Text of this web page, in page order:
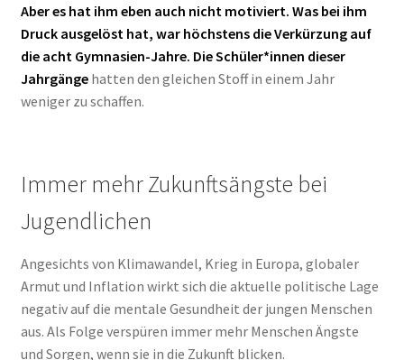
Aber es hat ihm eben auch nicht motiviert. Was bei ihm
Druck ausgelöst hat, war höchstens die Verkürzung auf
die acht Gymnasien-Jahre. Die Schüler*innen dieser
Jahrgängehatten den gleichen Stoff in einem Jahr
weniger zu schaffen.
Immer mehr Zukunftsängste bei
Jugendlichen
Angesichts von Klimawandel, Krieg in Europa, globaler
Armut und Inflation wirkt sich die aktuelle politische Lage
negativ auf die mentale Gesundheit der jungen Menschen
aus. Als Folge verspüren immer mehr Menschen Ängste
und Sorgen, wenn sie in die Zukunft blicken.